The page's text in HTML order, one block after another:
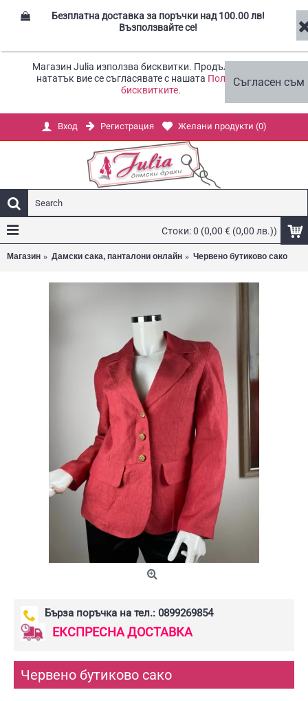
Безплатна доставка за поръчки над 100.00 лв!
Възползвайте се!
Магазин Julia използва бисквитки. Продължавайки
нататък вие се съгласявате с нашата Политика за
бисквитките.
Съгласен съм
Вход Регистрация Желани продукти (0)
Стоки: 0 (0,00 € (0,00 лв.))
Магазин Дамски сака, панталони онлайн Червено бутиково сако
Бърза поръчка на тел.: 0899269854
ЕКСПРЕСНА ДОСТАВКА
Червено бутиково сако